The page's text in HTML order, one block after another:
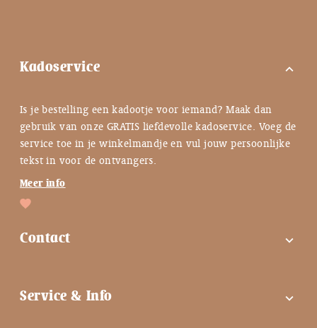
Kadoservice expand_more
Is je bestelling een kadootje voor iemand? Maak dan
gebruik van onze GRATIS liefdevolle kadoservice. Voeg de
service toe in je winkelmandje en vul jouw persoonlijke
tekst in voor de ontvangers.
Meer info
Contact expand_more
Contactgegevens
Service & Info expand_more